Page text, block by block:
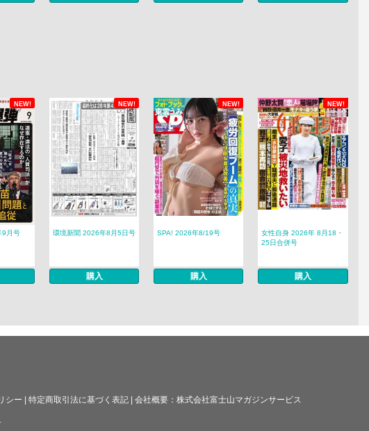
NEW! NEW! NEW! NEW!
9月号 環境新聞 2026年8月5日号
購入
SPA! 2026年8/19号
購入
女性自身 2026年 8月18・
25日合併号
購入
シー 特定商取引法に基づく表記 会社概要： 株式会社富士山マガジンサービス